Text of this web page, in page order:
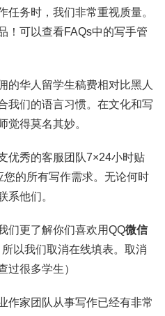
任务时，我们非常重视质量。
！可以查看FAQs中的写手管
的华人留学生稿费相对比黑人
我们的语言习惯。在文化和写
觉得莫名其妙。
优秀的客服团队7×24小时贴
的所有写作需求。无论何时
系他们。
们更了解你们喜欢用QQ微信
所以我们取消在线填表。取消
过很多学生）
作家团队从事写作已经有非常